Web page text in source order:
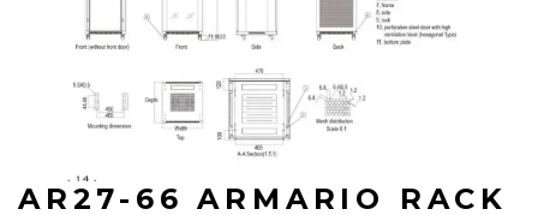
AR27-66 ARMARIO RACK